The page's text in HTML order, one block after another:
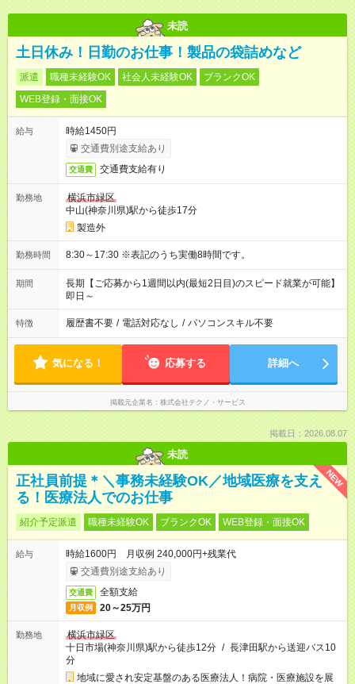
未読
土日休み！日勤のお仕事！製品の袋詰めなど
派遣 職種未経験OK 社会人未経験OK
ブランクOK
WEB登録・面接OK
給与
時給1450円
交通費別途支給あり
交通費 交通費支給有り
勤務地
横浜市緑区
中山(神奈川県)駅から徒歩17分
製造外
勤務時間 8:30～17:30 ※表記のうち実働8時間です。
期間
長期【ご応募から1週間以内(最短2日目)のスピード就業が可能】
即日～
特徴 履歴書不要 / 電話対応なし / パソコンスキル不要
気になる！ 応募する 詳細へ
掲載元企業名 株式会社テクノ・サービス
掲載日：2026.08.07
未読
NEW
正社員前提＊＼事務未経験OK／地域医療を支え
る！医療法人でのお仕事
紹介予定派遣 職種未経験OK ブランクOK WEB登録・面接OK
給与
時給1600円 月収例 240,000円+残業代
交通費別途支給あり
交通費 全額支給
月収例 20～25万円
勤務地
横浜市緑区
十日市場(神奈川県)駅から徒歩12分 / 長津田駅から送迎バス10
分
地域に愛され安定基盤のある医療法人！病院・医療施設を展